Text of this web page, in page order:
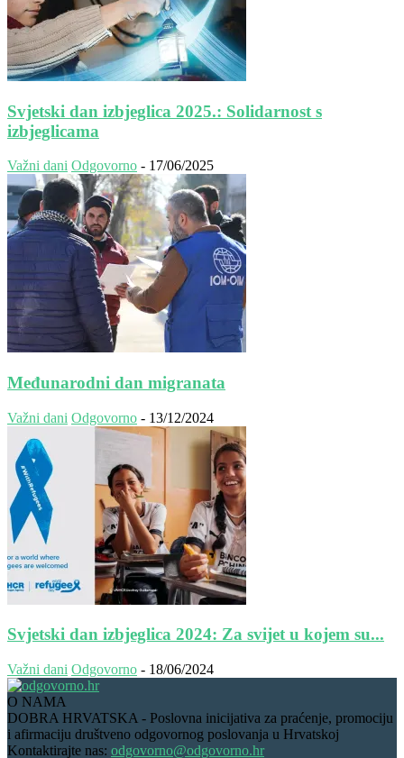
Svjetski dan izbjeglica 2025.: Solidarnost s
izbjeglicama
Važni dani Odgovorno - 17/06/2025
Međunarodni dan migranata
Važni dani Odgovorno - 13/12/2024
Svjetski dan izbjeglica 2024: Za svijet u kojem su...
Važni dani Odgovorno - 18/06/2024
O NAMA
DOBRA HRVATSKA - Poslovna inicijativa za praćenje, promociju
i afirmaciju društveno odgovornog poslovanja u Hrvatskoj
Kontaktirajte nas: odgovorno@odgovorno.hr